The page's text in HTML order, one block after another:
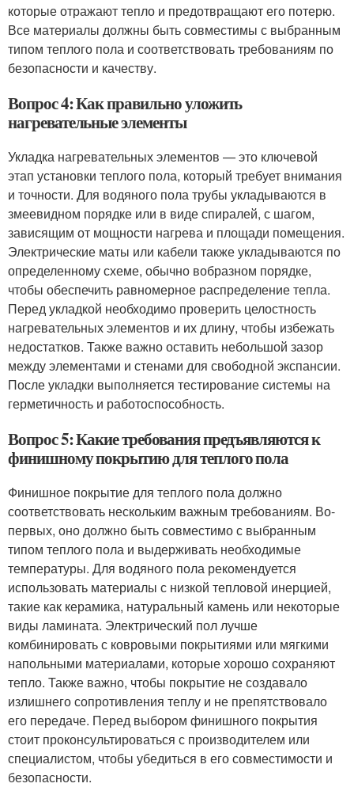
которые отражают тепло и предотвращают его потерю.
Все материалы должны быть совместимы с выбранным
типом теплого пола и соответствовать требованиям по
безопасности и качеству.
Вопрос 4: Как правильно уложить
нагревательные элементы
Укладка нагревательных элементов — это ключевой
этап установки теплого пола, который требует внимания
и точности. Для водяного пола трубы укладываются в
змеевидном порядке или в виде спиралей, с шагом,
зависящим от мощности нагрева и площади помещения.
Электрические маты или кабели также укладываются по
определенному схеме, обычно вобразном порядке,
чтобы обеспечить равномерное распределение тепла.
Перед укладкой необходимо проверить целостность
нагревательных элементов и их длину, чтобы избежать
недостатков. Также важно оставить небольшой зазор
между элементами и стенами для свободной экспансии.
После укладки выполняется тестирование системы на
герметичность и работоспособность.
Вопрос 5: Какие требования предъявляются к
финишному покрытию для теплого пола
Финишное покрытие для теплого пола должно
соответствовать нескольким важным требованиям. Во-
первых, оно должно быть совместимо с выбранным
типом теплого пола и выдерживать необходимые
температуры. Для водяного пола рекомендуется
использовать материалы с низкой тепловой инерцией,
такие как керамика, натуральный камень или некоторые
виды ламината. Электрический пол лучше
комбинировать с ковровыми покрытиями или мягкими
напольными материалами, которые хорошо сохраняют
тепло. Также важно, чтобы покрытие не создавало
излишнего сопротивления теплу и не препятствовало
его передаче. Перед выбором финишного покрытия
стоит проконсультироваться с производителем или
специалистом, чтобы убедиться в его совместимости и
безопасности.